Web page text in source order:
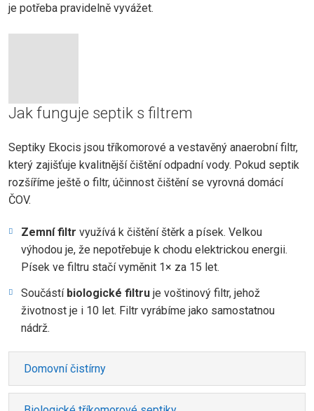
je potřeba pravidelně vyvážet.
Jak funguje septik s filtrem
Septiky Ekocis jsou tříkomorové a vestavěný anaerobní filtr,
který zajišťuje kvalitnější čištění odpadní vody. Pokud septik
rozšíříme ještě o filtr, účinnost čištění se vyrovná domácí
ČOV.
Zemní filtr využívá k čištění štěrk a písek. Velkou
výhodou je, že nepotřebuje k chodu elektrickou energii.
Písek ve filtru stačí vyměnit 1× za 15 let.
Součástí biologické filtruje voštinový filtr, jehož
životnost je i 10 let. Filtr vyrábíme jako samostatnou
nádrž.
Domovní čistírny